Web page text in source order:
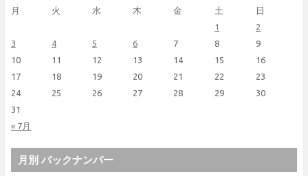
月
火 水 木 金 土 日
« 7月
1
2
3
4 5 6 7 8
9
10
11 12 13 14 15
16
17
18 19 20 21 22
23
24
25 26 27 28 29
30
31
月別 バックナンバー